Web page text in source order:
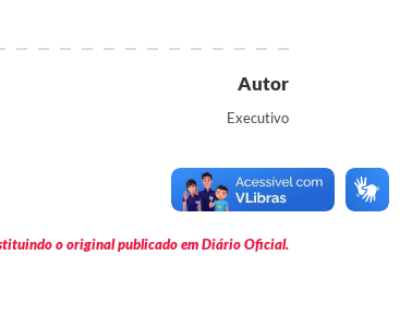
Autor
Executivo
o original publicado em Diário Oficial.